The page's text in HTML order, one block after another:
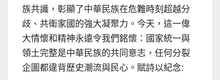
族共識，彰顯了中華民族在危難時刻超越分
歧、共衛家國的強大凝聚力。今天，這一偉
大情懷和精神永遠令我們銘懷：國家統一與
領土完整是中華民族的共同意志，任何分裂
企圖都違背歷史潮流與民心。賦詩以紀念: